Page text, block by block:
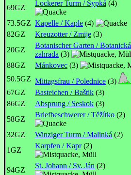
69GZ
Lockerer Turm / Sypká (4)
73.5GZ Kapelle / Kaple (4)
82GZ Kreuzotter / Zmije (3)
20GZ
Botanischer Garten / Botanická
zahrada (3)
88GZ Mánkovec (3)
50.5GZ Mittagsfrau / Polednice (3)
67GZ Basteichen / Baštik (3)
86GZ
Absprung / Seskok (3)
58GZ
Briefbeschwerer / Těžítko (2)
32GZ Winziger Turm / Malinká (2)
1GZ
Karpfen / Kapr(2)
94GZ
St. Johann / Sv. Ján (2)